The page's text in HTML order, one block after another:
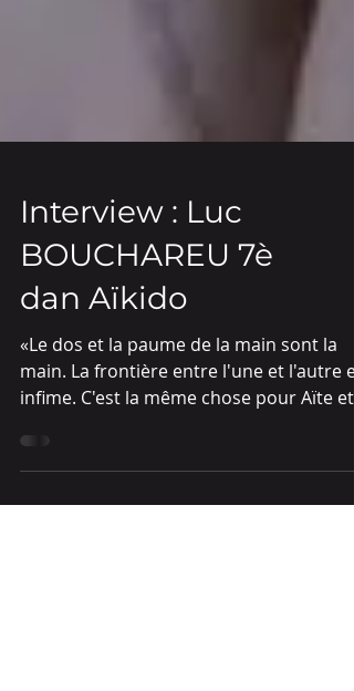
Interview : Luc
BOUCHAREU 7è
dan Aïkido
«Le dos et la paume de la main sont la
main. La frontière entre l'une et l'autre